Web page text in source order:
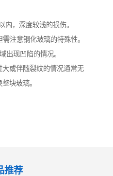
内，深度较浅的损伤。
注意钢化玻璃的特殊性。
出现凹陷的情况。
或伴随裂纹的情况通常无
块玻璃。
推荐